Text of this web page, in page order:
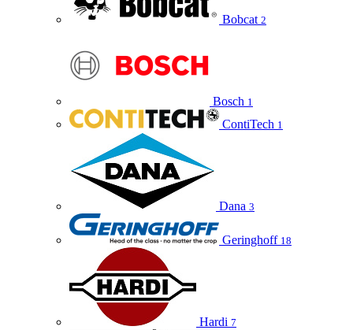
Bobcat 2
Bosch 1
ContiTech 1
Dana 3
Geringhoff 18
Hardi 7